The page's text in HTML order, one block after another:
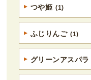
つや姫 (1)
ふじりんご (1)
グリーンアスパラ